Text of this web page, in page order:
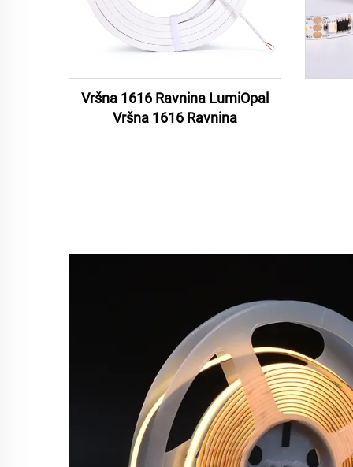
Vršna 1616 Ravnina LumiOpal
Vršna 1616 Ravnina